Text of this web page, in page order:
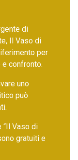
di
Il Vaso di
per
confronto.
uno
può
“Il Vaso di
gratuiti e